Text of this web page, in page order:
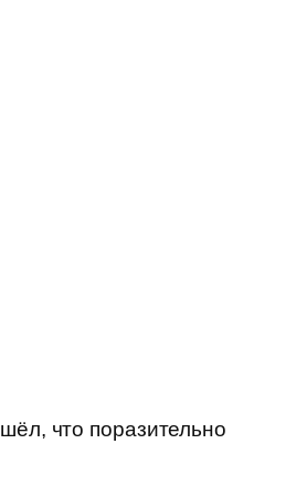
что поразительно